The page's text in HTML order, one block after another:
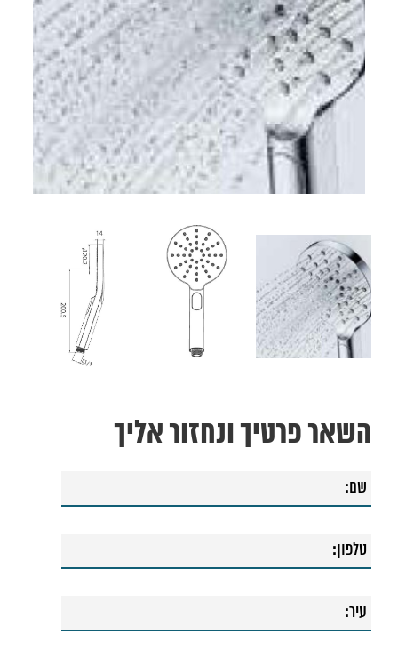
32. מערכת רחצה פלאנט ניקל לבן
33. מערכת רחצה פלאנט ניקל
34. מערכת רחצה פלאנט ניקל ולבן
35. מערכת רחצה נוגה ניקל
36. מערכת רחצה מון ניקל ולבן
37. מערכת רחצה סאן ניקל ולבן
38. מערכת רחצה גרין ניקל
39. מזלף רחצה אוליבר
השאר פרטיך ונחזור אליך